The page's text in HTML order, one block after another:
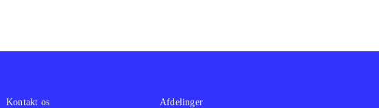
Kontakt os Afdelinger